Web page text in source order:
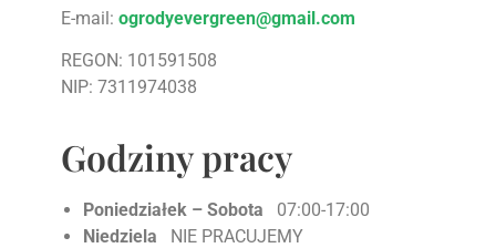
E-mail:ogrodyevergreen@gmail.com
REGON: 101591508
NIP: 7311974038
Godziny pracy
Poniedziałek – Sobota
07:00-17:00
Niedziela NIE PRACUJEMY